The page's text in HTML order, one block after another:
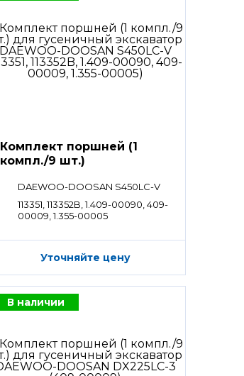
Комплект поршней (1
компл./9 шт.)
DAEWOO-DOOSAN S450LC-V
113351, 113352B, 1.409-00090, 409-
00009, 1.355-00005
Уточняйте цену
В наличии